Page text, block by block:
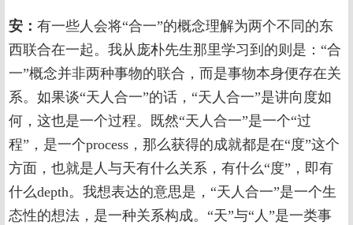
安： 有一些人会将“合一”的概念理解为两个不同的东
西联合在一起。我从庞朴先生那里学习到的则是：“合
一”概念并非两种事物的联合，而是事物本身便存在关
系。如果谈“天人合一”的话，“天人合一”是讲向度如
何，这也是一个过程。既然“天人合一”是一个“过
程”，是一个process，那么获得的成就都是在“度”这个
方面，也就是人与天有什么关系，有什么“度”，即有
什么depth。我想表达的意思是，“天人合一”是一个生
态性的想法，是一种关系构成。“天”与“人”是一类事